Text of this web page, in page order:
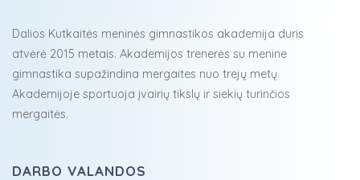
Dalios Kutkaitės meninės gimnastikos akademija duris
atvėrė 2015 metais. Akademijos trenerės su menine
gimnastika supažindina mergaites nuo trejų metų.
Akademijoje sportuoja įvairių tikslų ir siekių turinčios
mergaitės.
DARBO VALANDOS